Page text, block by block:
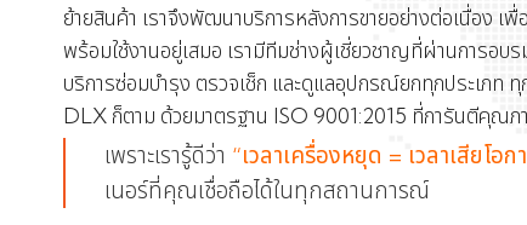
ย้ายสินค้า เราจึงพัฒนาบริการหลังการขายอย่างต่อเนื่อง เ
พร้อมใช้งานอยู่เสมอ เรามีทีมช่างผู้เชี่ยวชาญที่ผ่านการอบ
บริการซ่อมบำรุง ตรวจเช็ก และดูแลอุปกรณ์ยกทุกประเภท ทุ
DLX ก็ตาม ด้วยมาตรฐาน ISO 9001:2015 ที่การันตีคุณภ
เพราะเรารู้ดีว่า “เวลาเครื่องหยุด = เวลาเสียโอก
เนอร์ที่คุณเชื่อถือได้ในทุกสถานการณ์